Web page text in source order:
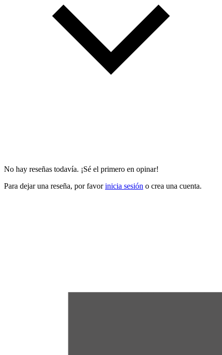
No hay reseñas todavía. ¡Sé el primero en opinar!
Para dejar una reseña, por favorinicia sesión o crea una cuenta.